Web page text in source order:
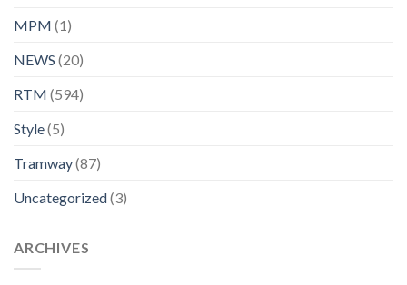
MPM (1)
NEWS (20)
RTM (594)
Style(5)
Tramway(87)
Uncategorized(3)
ARCHIVES